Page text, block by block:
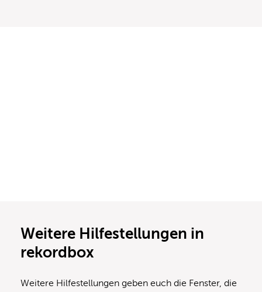
Weitere Hilfestellungen in
rekordbox
Weitere Hilfestellungen geben euch die Fenster, die